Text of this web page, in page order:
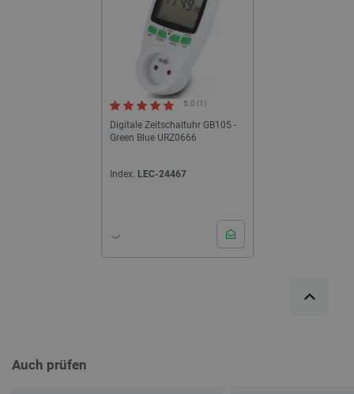
Digitale Zeitschaltuhr GB105 -
Green Blue URZ0666
5.0 (1)
Index: LEC-24467
Auch prüfen